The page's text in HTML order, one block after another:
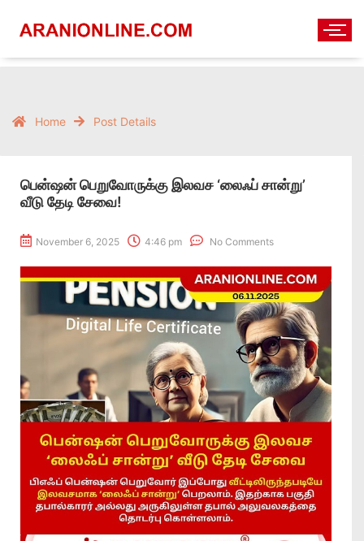
Home Post Details
பென்ஷன் பெறுவோருக்கு இலவச ‘லைஃப் சான்று’
வீடு தேடி சேவை!
November 6, 2025 4:46 pm No Comments